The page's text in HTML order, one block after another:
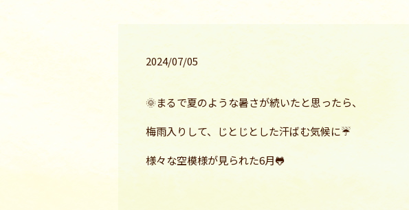
2024/07/05
🌞まるで夏のような暑さが続いたと思ったら、
梅雨入りして、じとじとした汗ばむ気候に☔
様々な空模様が見られた6月🐸